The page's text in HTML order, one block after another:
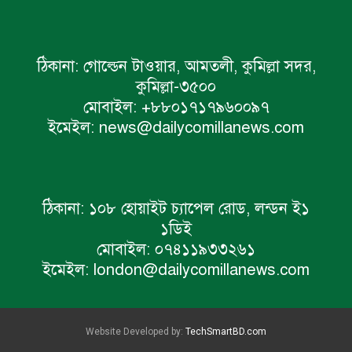
ঠিকানা: গোল্ডেন টাওয়ার, আমতলী, কুমিল্লা সদর,
কুমিল্লা-৩৫০০
মোবাইল: +৮৮০১৭১৭৯৬০০৯৭
ইমেইল: news@dailycomillanews.com
ঠিকানা: ১০৮ হোয়াইট চ্যাপেল রোড, লন্ডন ই১
১ডিই
মোবাইল: ০৭৪১১৯৩৩২৬১
ইমেইল: london@dailycomillanews.com
Website Developed by: TechSmartBD.com